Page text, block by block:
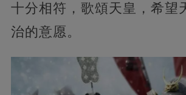
十分相符，歌頌天皇，希望
治的意愿。